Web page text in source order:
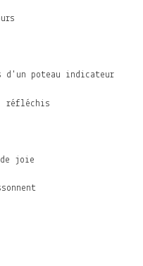
d'un poteau indicateur
réfléchis
de joie